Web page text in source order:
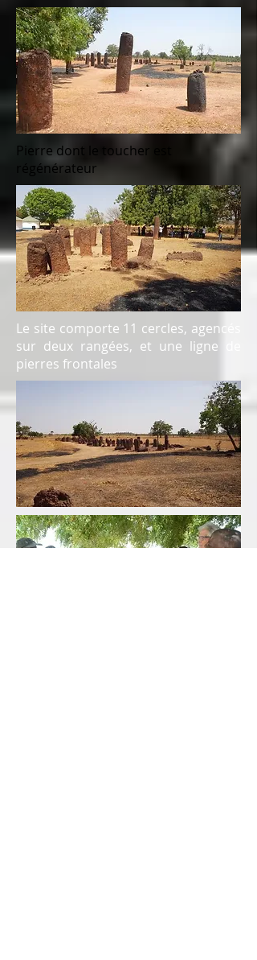
Pierre dont le toucher est
régénérateur
Le site comporte 11 cercles, agencés
sur deux rangées, et une ligne de
pierres frontales